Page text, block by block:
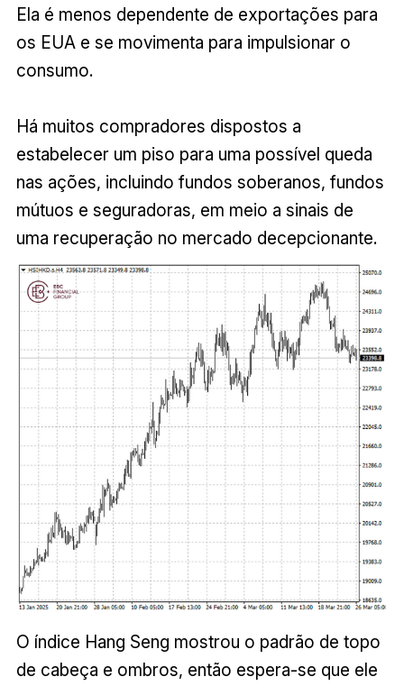
Ela é menos dependente de exportações para
os EUA e se movimenta para impulsionar o
consumo.
Há muitos compradores dispostos a
estabelecer um piso para uma possível queda
nas ações, incluindo fundos soberanos, fundos
mútuos e seguradoras, em meio a sinais de
uma recuperação no mercado decepcionante.
O índice Hang Seng mostrou o padrão de topo
de cabeça e ombros, então espera-se que ele